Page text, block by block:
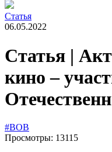
Статья
06.05.2022
Статья |
кино –
#ВОВ
Просмотры: 13115